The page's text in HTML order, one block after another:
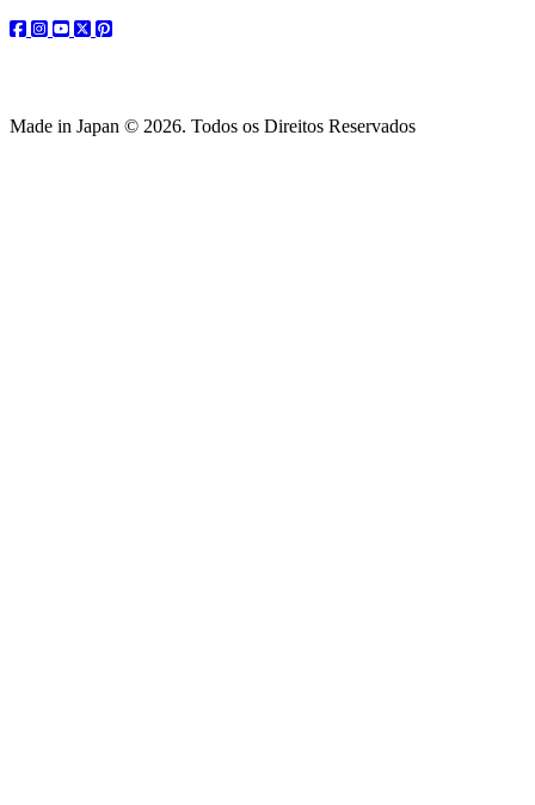
facebook
instagram
youtube
twitterpinterest
Made in Japan © 2026. Todos os Direitos Reservados